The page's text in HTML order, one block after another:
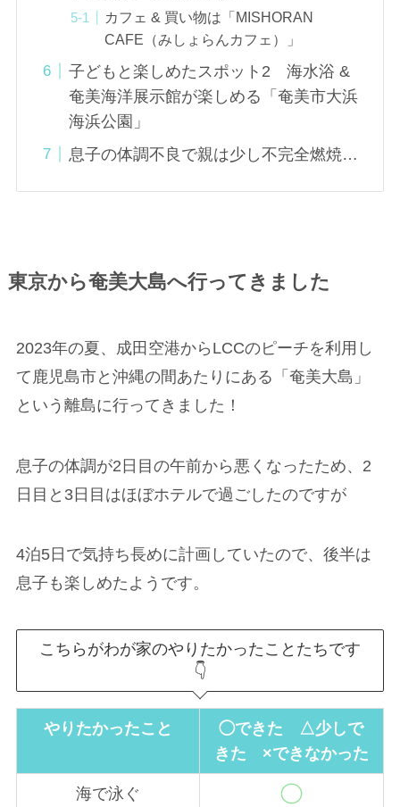
カフェ & 買い物は「MISHORAN
CAFE（みしょらんカフェ）」
子どもと楽しめたスポット2 海水浴 &
奄美海洋展示館が楽しめる「奄美市大浜
海浜公園」
息子の体調不良で親は少し不完全燃焼…
東京から奄美大島へ行ってきました
2023年の夏、成田空港からLCCのピーチを利用し
て鹿児島市と沖縄の間あたりにある「奄美大島」
という離島に行ってきました！
息子の体調が2日目の午前から悪くなったため、2
日目と3日目はほぼホテルで過ごしたのですが
4泊5日で気持ち長めに計画していたので、後半は
息子も楽しめたようです。
こちらがわが家のやりたかったことたちです
👇
やりたかったこと
◯できた △少しで
きた ×できなかった
海で泳ぐ